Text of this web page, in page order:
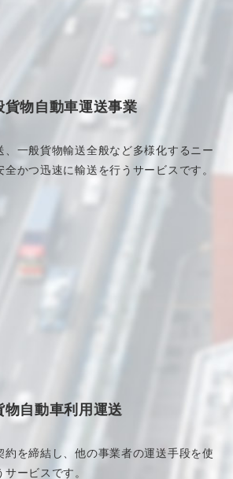
貨物自動車運送事業
、一般貨物輸送全般など多様化するニー
かつ迅速に輸送を行うサービスです。
物自動車利用運送
約を締結し、他の事業者の運送手段を使
ービスです。